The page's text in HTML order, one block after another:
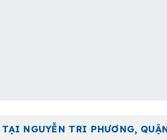
NGUYỄN TRI PHƯƠNG,